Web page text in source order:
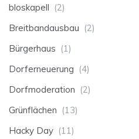
bloskapell (2)
Breitbandausbau (2)
Bürgerhaus (1)
Dorferneuerung (4)
Dorfmoderation (2)
Grünflächen (13)
Hacky Day (11)